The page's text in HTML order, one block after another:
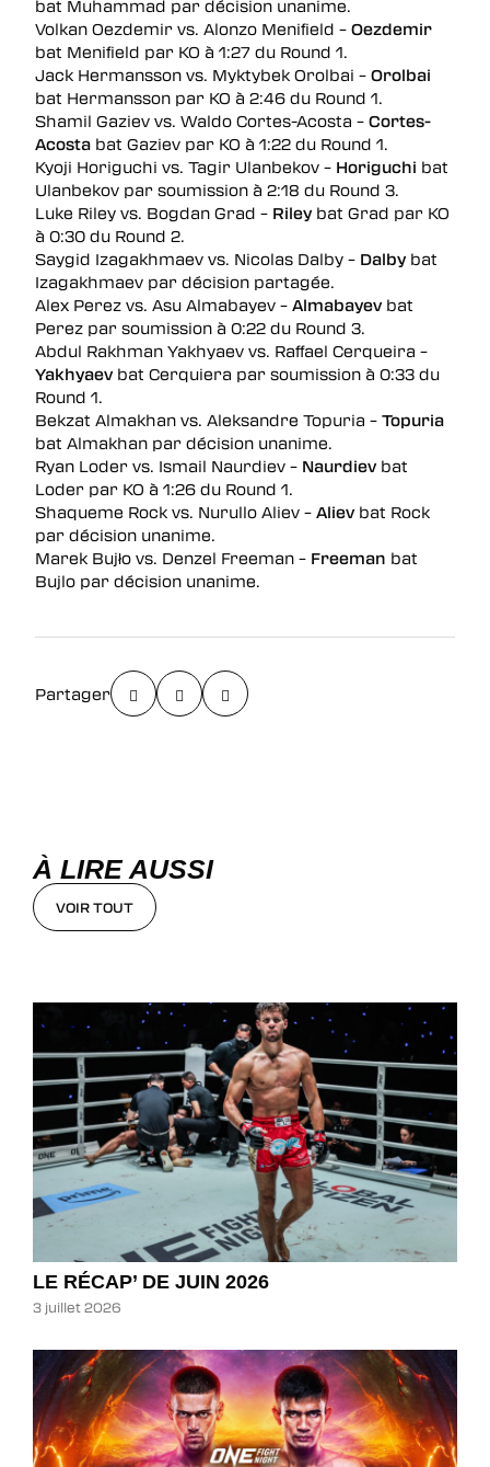
bat Muhammad par décision unanime.
Volkan Oezdemir vs. Alonzo Menifield – Oezdemir
bat Menifield par KO à 1:27 du Round 1.
Jack Hermansson vs. Myktybek Orolbai – Orolbai
bat Hermansson par KO à 2:46 du Round 1.
Shamil Gaziev vs. Waldo Cortes-Acosta – Cortes-
Acosta bat Gaziev par KO à 1:22 du Round 1.
Kyoji Horiguchi vs. Tagir Ulanbekov – Horiguchi bat
Ulanbekov par soumission à 2:18 du Round 3.
Luke Riley vs. Bogdan Grad – Rileybat Grad par KO
à 0:30 du Round 2.
Saygid Izagakhmaev vs. Nicolas Dalby – Dalbybat
Izagakhmaev par décision partagée.
Alex Perez vs. Asu Almabayev – Almabayevbat
Perez par soumission à 0:22 du Round 3.
Abdul Rakhman Yakhyaev vs. Raffael Cerqueira –
Yakhyaevbat Cerquiera par soumission à 0:33 du
Round 1.
Bekzat Almakhan vs. Aleksandre Topuria – Topuria
bat Almakhan par décision unanime.
Ryan Loder vs. Ismail Naurdiev – Naurdievbat
Loder par KO à 1:26 du Round 1.
Shaqueme Rock vs. Nurullo Aliev – Alievbat Rock
par décision unanime.
Marek Bujło vs. Denzel Freeman – Freeman bat
Bujlo par décision unanime.
Partager
À LIRE AUSSI
VOIR TOUT
LE RÉCAP’ DE JUIN 2026
3 juillet 2026